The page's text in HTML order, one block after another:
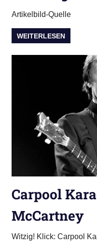
Artikelbild-Quelle
WEITERLESEN
Carpool
McCartney
Witzig! Klick: Carpool